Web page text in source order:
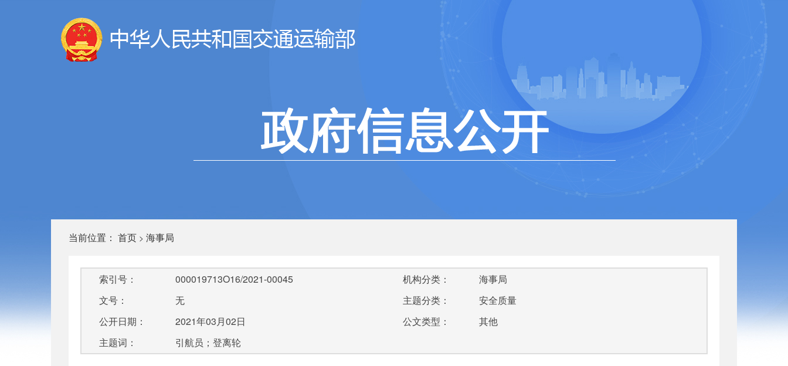
当前位置： 首页 > 海事局
索引号：
000019713O16/2021-00045
文号：
无
公开日期：
2021年03月02日
主题词：
引航员；登离轮
机构分类：
海事局
主题分类：
安全质量
公文类型：
其他